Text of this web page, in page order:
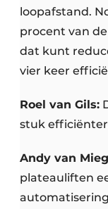
loopafstand.
procent van
dat kunt
vier keer
Roel van Gils:
stuk
Andy van
plateauliften